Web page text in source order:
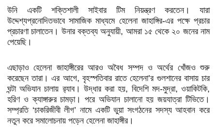
উনি একটি শক্তিশালী সাইবার টিম নিয়ন্ত্রণ করতেন। যারা
উদ্দেশ্যপ্রনোদিতভাবে সামাজিক মাধ্যমে হেলেনা জাহাঙ্গির-এর পক্ষে প্রচার
প্রচারণা চালাতেন। উনার বক্তব্য অনুযায়ী, আমরা ১৫ থেকে ২০ জনের নাম
পেয়েছি।
এছাড়াও হেলেনা জাহাঙ্গীরের আরও অবৈধ সম্পদ ও অর্থের খোঁজও শুরু
করেছেন তারা। এর আগে, বৃহস্পতিবার রাতে হেলেনা’র গুলশানের বাসায় চার
ঘন্টা অভিযান চালায় র‍্যাব। উদ্ধার করা হয়, বিদেশি মদ-মুদ্রা, ওয়াকিটকি,
হরিণ ও ক্যাঙ্গারুর চামড়া। পরে অভিযান চালানো হয় জয়যাত্রা টিভিতে।
সম্প্রতি ‘চাকরিজীবী লীগ’ নামে একটি ভুয়া সংগঠনের সদস্য আহবান করে
নতুন করে সমালোচনায় পড়েন হেলেনা জাহাঙ্গীর।